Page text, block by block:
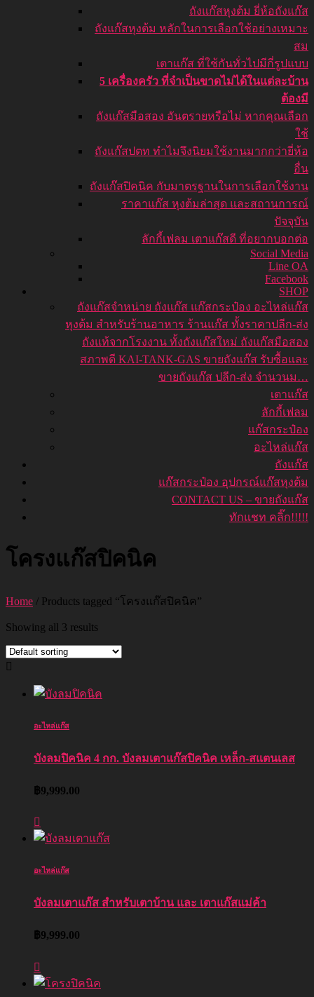
ถังแก๊สหุงต้ม ยี่ห้อถังแก๊ส
ถังแก๊สหุงต้ม หลักในการเลือกใช้อย่างเหมาะ
สม
เตาแก๊ส ที่ใช้กันทั่วไปมีกี่รูปแบบ
5 เครื่องครัว ที่จำเป็นขาดไม่ได้ในแต่ละบ้าน
ต้องมี
ถังแก๊สมือสอง อันตรายหรือไม่ หากคุณเลือก
ใช้
ถังแก๊สปตท ทำไมจึงนิยมใช้งานมากกว่ายี่ห้อ
อื่น
ถังแก๊สปิคนิค กับมาตรฐานในการเลือกใช้งาน
ราคาแก๊ส หุงต้มล่าสุด และสถานการณ์
ปัจจุบัน
ลักกี้เฟลม เตาแก๊สดี ที่อยากบอกต่อ
Social Media
Line OA
Facebook
SHOP
ถังแก๊สจำหน่าย ถังแก๊ส แก๊สกระป๋อง อะไหล่แก๊ส
หุงต้ม สำหรับร้านอาหาร ร้านแก๊ส ทั้งราคาปลีก-ส่ง
ถังแท้จากโรงงาน ทั้งถังแก๊สใหม่ ถังแก๊สมือสอง
สภาพดี KAI-TANK-GAS ขายถังแก๊ส รับซื้อและ
ขายถังแก๊ส ปลีก-ส่ง จำนวนม…
เตาแก๊ส
ลักกี้เฟลม
แก๊สกระป๋อง
อะไหล่แก๊ส
ถังแก๊ส
แก๊สกระป๋อง อุปกรณ์แก๊สหุงต้ม
CONTACT US – ขายถังแก๊ส
ทักแชท คลิ๊ก!!!!!
โครงแก๊สปิคนิค
Home / Products tagged “โครงแก๊สปิคนิค”
Showing all 3 results
อะไหล่แก๊ส
บังลมปิคนิค 4 กก. บังลมเตาแก๊สปิคนิค เหล็ก-สแตนเลส
฿9,999.00
อะไหล่แก๊ส
บังลมเตาแก๊ส สำหรับเตาบ้าน และ เตาแก๊สแม่ค้า
฿9,999.00